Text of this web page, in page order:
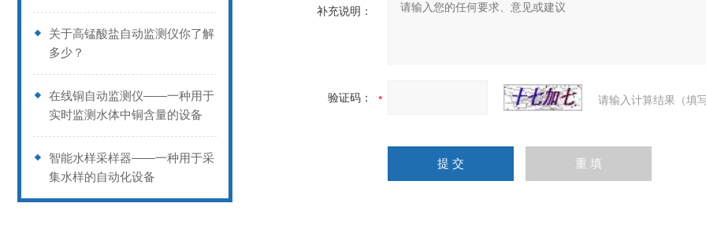
关于高锰酸盐自动监测仪你了解
多少？
在线铜自动监测仪——一种用于
实时监测水体中铜含量的设备
智能水样采样器——一种用于采
集水样的自动化设备
补充说明：
验证码： 请输入计算结果（填